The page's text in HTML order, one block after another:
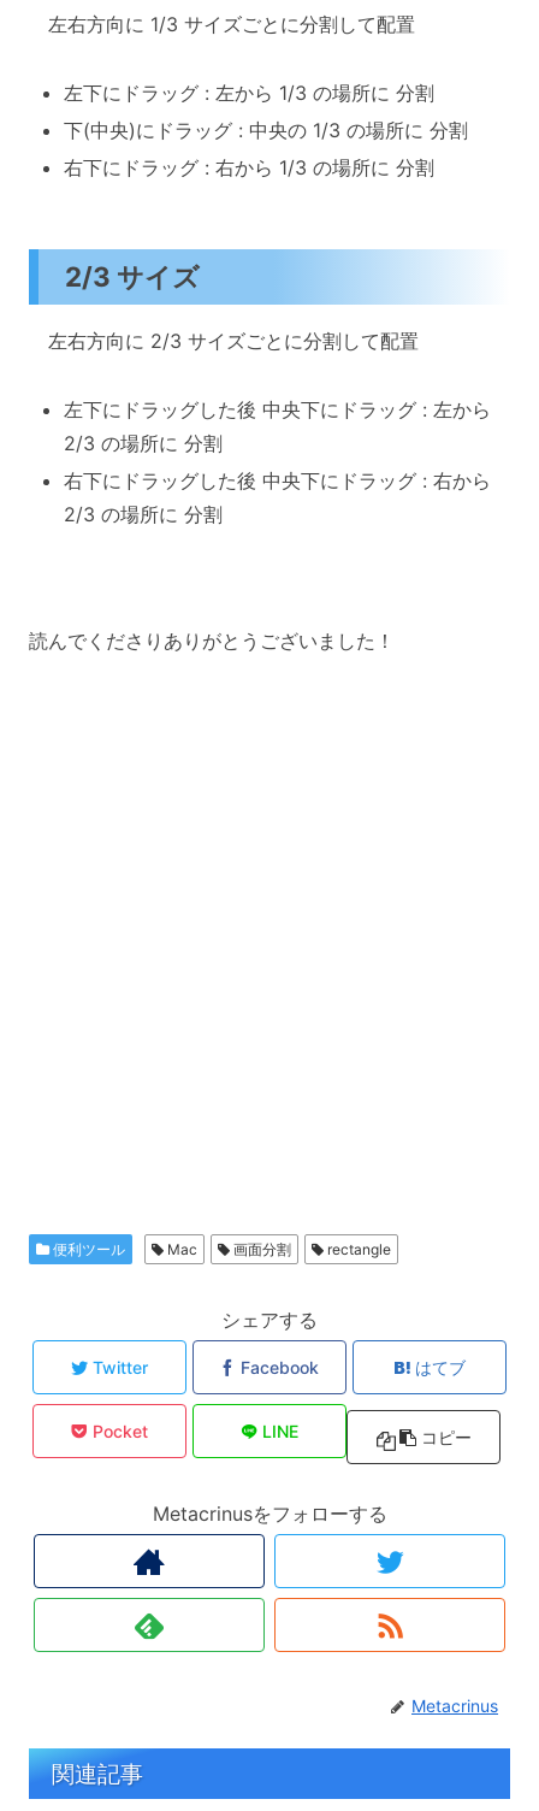
左右方向に 1/3 サイズごとに分割して配置
左下にドラッグ : 左から 1/3 の場所に 分割
下(中央)にドラッグ : 中央の 1/3 の場所に 分割
右下にドラッグ : 右から 1/3 の場所に 分割
2/3 サイズ
左右方向に 2/3 サイズごとに分割して配置
左下にドラッグした後 中央下にドラッグ : 左から
2/3 の場所に 分割
右下にドラッグした後 中央下にドラッグ : 右から
2/3 の場所に 分割
読んでくださりありがとうございました！
便利ツール Mac 画面分割 rectangle
シェアする
Twitter Facebook はてブ
Pocket LINE コピー
Metacrinusをフォローする
Metacrinus
関連記事